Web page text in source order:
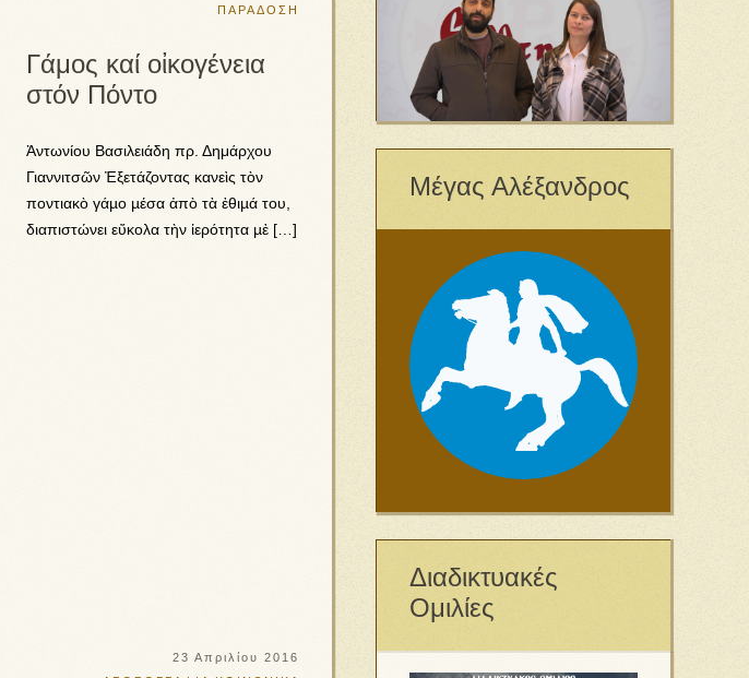
ΠΑΡΑΔΟΣΗ
Γάμος καί οἰκογένεια
στόν Πόντο
Ἀντωνίου Βασιλειάδη πρ. Δημάρχου
Γιαννιτσῶν Ἐξετάζοντας κανεὶς τὸν
ποντιακὸ γάµο µέσα ἀπὸ τὰ ἐθιµά του,
διαπιστώνει εὔκολα τὴν ἱερότητα µἐ […]
23 Απριλίου 2016
Μέγας Αλέξανδρος
Διαδικτυακές
Ομιλίες